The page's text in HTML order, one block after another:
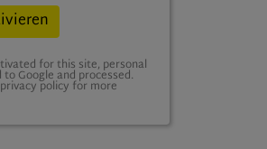
for this site, personal
Google and processed.
policy for more